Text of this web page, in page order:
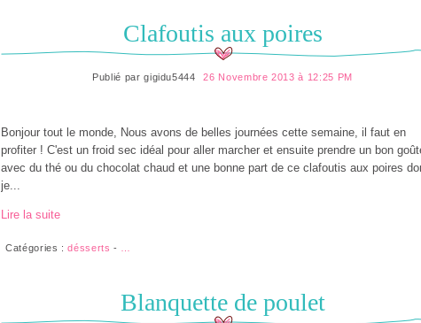
Clafoutis aux poires
Publié pargigidu5444 26 Novembre 2013 à 12:25 PM
Bonjour tout le monde, Nous avons de belles journées cette semaine, il faut en
profiter ! C'est un froid sec idéal pour aller marcher et ensuite prendre un bon
avec du thé ou du chocolat chaud et une bonne part de ce clafoutis aux poires
je...
Lire la suite
Catégories :désserts -
Blanquette de poulet